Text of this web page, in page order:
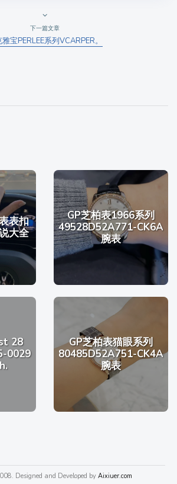
下一篇文章
宝PERLEE系列VCARPER。
表扣
大全
GP芝柏表1966系列
49528D52A771-CK6A
腕表
28
0029
GP芝柏表猫眼系列
80485D52A751-CK4A
腕表
Designed and Developed by Aixiuer.com